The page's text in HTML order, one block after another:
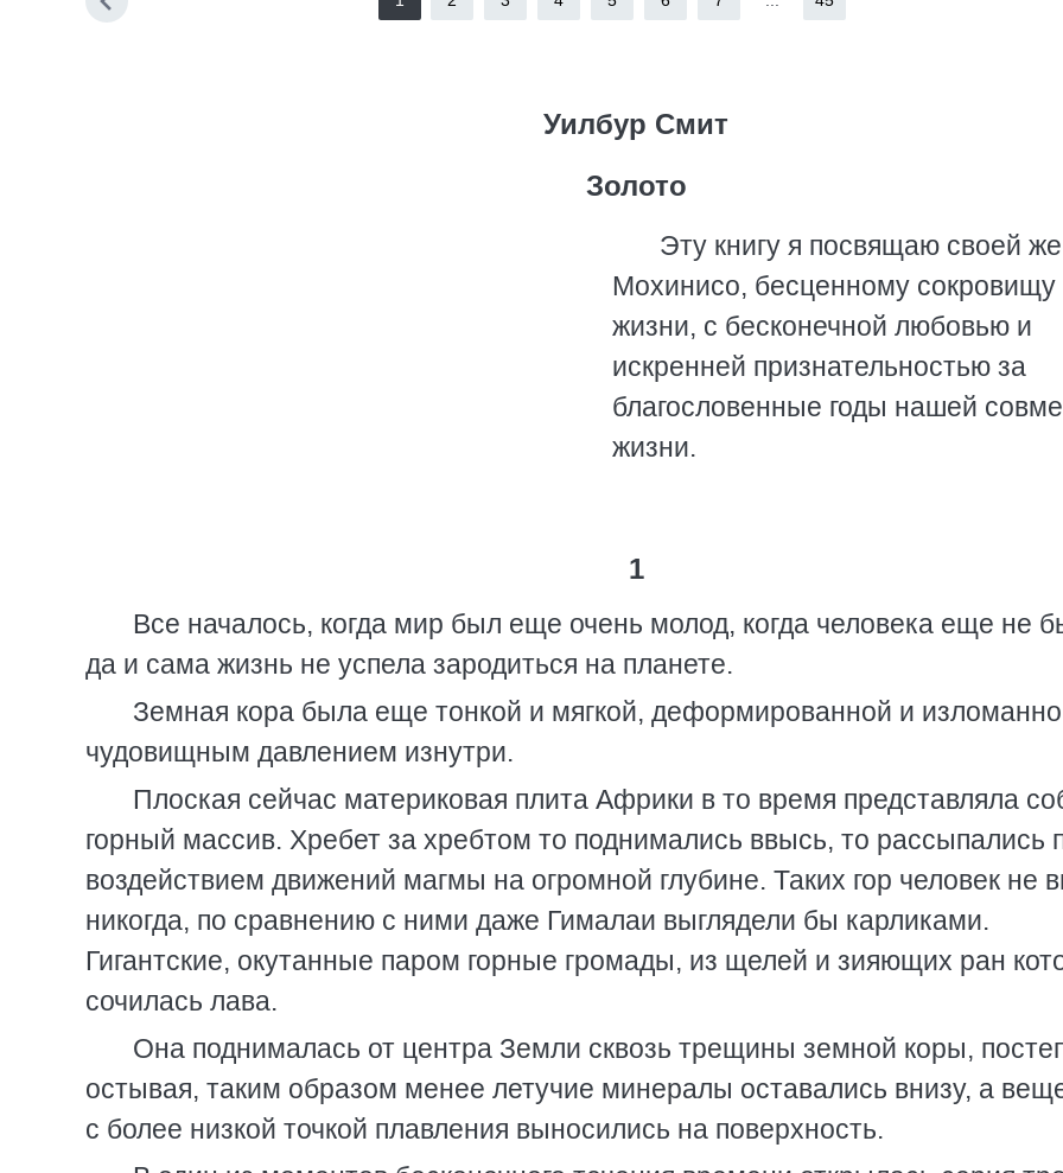
Уилбур Смит
Золото
Эту книгу я посвящаю своей
Мохинисо, бесценному
жизни, с бесконечной любовью и
искренней признательностью за
благословенные годы нашей
жизни.
1
Все началось, когда мир был еще очень молод, когда человека еще не
да и сама жизнь не успела зародиться на планете.
Земная кора была еще тонкой и мягкой, деформированной и
чудовищным давлением изнутри.
Плоская сейчас материковая плита Африки в то время представляла
горный массив. Хребет за хребтом то поднимались ввысь, то рассыпались
воздействием движений магмы на огромной глубине. Таких гор человек не
никогда, по сравнению с ними даже Гималаи выглядели бы карликами.
Гигантские, окутанные паром горные громады, из щелей и зияющих ран
сочилась лава.
Она поднималась от центра Земли сквозь трещины земной коры,
остывая, таким образом менее летучие минералы оставались внизу, а
с более низкой точкой плавления выносились на поверхность.